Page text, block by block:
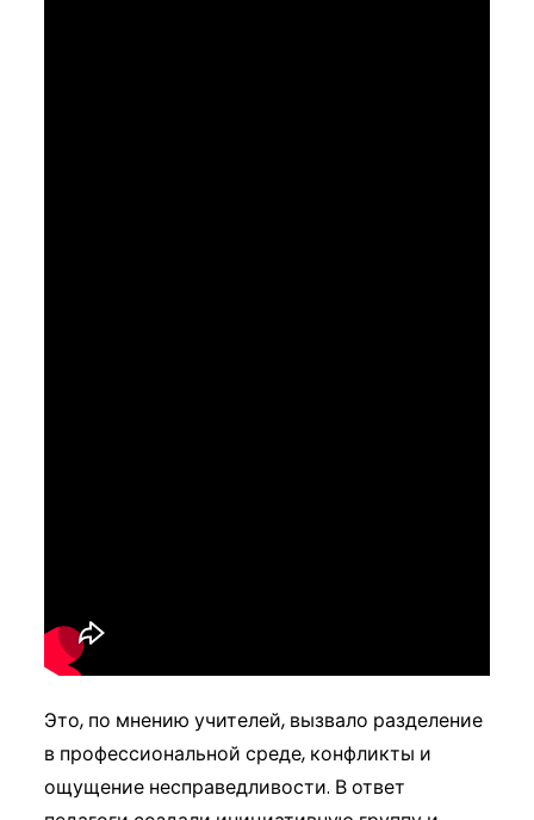
Это, по мнению учителей, вызвало разделение
в профессиональной среде, конфликты и
ощущение несправедливости. В ответ